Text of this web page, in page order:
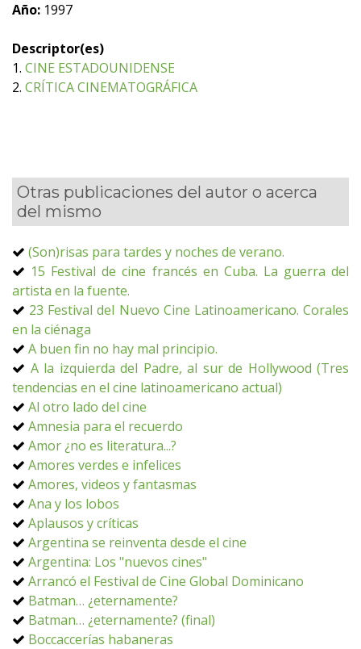
Año: 1997
Descriptor(es)
1. CINE ESTADOUNIDENSE
2. CRÍTICA CINEMATOGRÁFICA
Otras publicaciones del autor o acerca
del mismo
(Son)risas para tardes y noches de verano.
15 Festival de cine francés en Cuba. La guerra del
artista en la fuente.
23 Festival del Nuevo Cine Latinoamericano. Corales
en la ciénaga
A buen fin no hay mal principio.
A la izquierda del Padre, al sur de Hollywood (Tres
tendencias en el cine latinoamericano actual)
Al otro lado del cine
Amnesia para el recuerdo
Amor ¿no es literatura...?
Amores verdes e infelices
Amores, videos y fantasmas
Ana y los lobos
Aplausos y críticas
Argentina se reinventa desde el cine
Argentina: Los "nuevos cines"
Arrancó el Festival de Cine Global Dominicano
Batman… ¿eternamente?
Batman… ¿eternamente? (final)
Boccaccerías habaneras